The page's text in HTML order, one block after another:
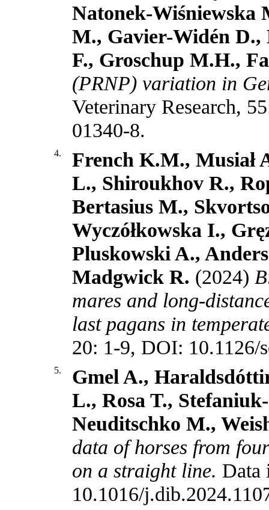
Natonek-Wiśniewska
M., Gavier-Widén D.,
F., Groschup M.H.,
(PRNP) variation in
Veterinary Research,
01340-8.
4.
French K.M., Musiał
L., Shiroukhov R.,
Bertasius M.,
Wyczółkowska I.,
Pluskowski A.,
Madgwick R. (2024)
mares and long-
last pagans in
20: 1-9, DOI: 10.1126/
5.
Gmel A.,
L., Rosa T.,
Neuditschko M.,
data of horses from
on a straight line. Data
10.1016/